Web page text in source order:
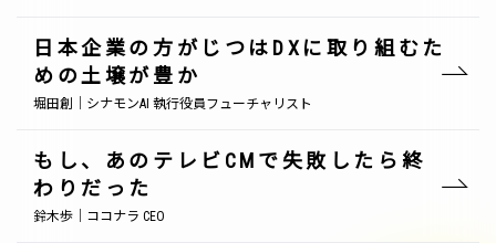
日本企業の方がじつはDXに取り組むた
めの土壌が豊か
堀田創｜シナモンAI 執行役員フューチャリスト
もし、あのテレビCMで失敗したら終
わりだった
鈴木歩｜ココナラ CEO